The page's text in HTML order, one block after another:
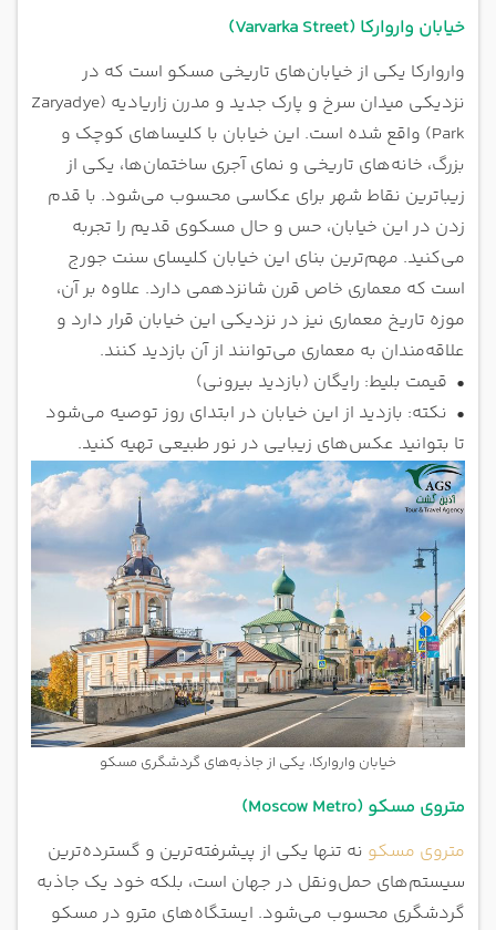
خیابان واروارکا (Varvarka Street)
واروارکا یکی از خیابان‌های تاریخی مسکو است که در
نزدیکی میدان سرخ و پارک جدید و مدرن زاریادیه (Zaryadye
Park) واقع شده است. این خیابان با کلیساهای کوچک و
بزرگ، خانه‌های تاریخی و نمای آجری ساختمان‌ها، یکی از
زیباترین نقاط شهر برای عکاسی محسوب می‌شود. با قدم
زدن در این خیابان، حس و حال مسکوی قدیم را تجربه
می‌کنید. مهم‌ترین بنای این خیابان کلیسای سنت جورج
است که معماری خاص قرن شانزدهمی دارد. علاوه بر آن،
موزه تاریخ معماری نیز در نزدیکی این خیابان قرار دارد و
علاقه‌مندان به معماری می‌توانند از آن بازدید کنند.
• قیمت بلیط: رایگان (بازدید بیرونی)
• نکته: بازدید از این خیابان در ابتدای روز توصیه می‌شود
تا بتوانید عکس‌های زیبایی در نور طبیعی تهیه کنید.
خیابان واروارکا، یکی از جاذبه‌های گردشگری مسکو
متروی مسکو (Moscow Metro)
متروی مسکو نه تنها یکی از پیشرفته‌ترین و گسترده‌ترین
سیستم‌های حمل‌ونقل در جهان است، بلکه خود یک جاذبه
گردشگری محسوب می‌شود. ایستگاه‌های مترو در مسکو